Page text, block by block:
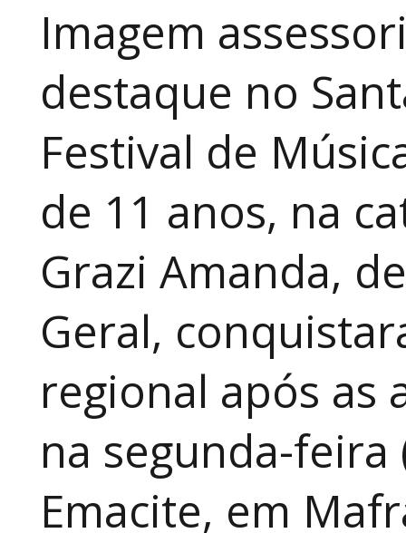
Imagem
destaque no
Festival de
de 11 anos, na
Grazi Amanda,
Geral,
regional após as
na segunda-feira
Emacite, em